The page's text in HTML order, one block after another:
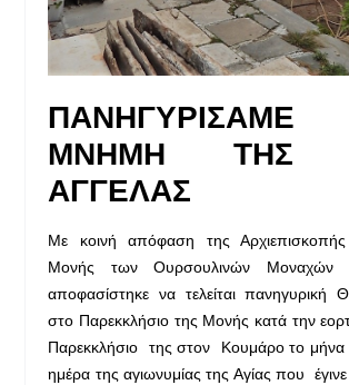
ΜΝΗΜΗ ΤΗΣ
ΑΓΓΕΛΑΣ
Με κοινή απόφαση της
Μονής των Ουρσουλινών
αποφασίστηκε να τελείται πανηγυρική
στο Παρεκκλήσιο της Μονής κατά την
Παρεκκλήσιο της στον Κουμάρο το μήνα
ημέρα της αγιωνυμίας της Αγίας που